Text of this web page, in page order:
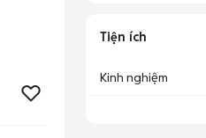
Tiện ích
Kinh nghiệm